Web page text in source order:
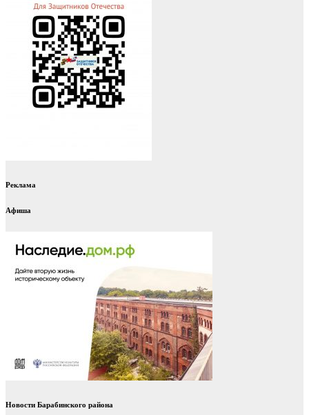
Реклама
Афиша
Новости Барабинского района